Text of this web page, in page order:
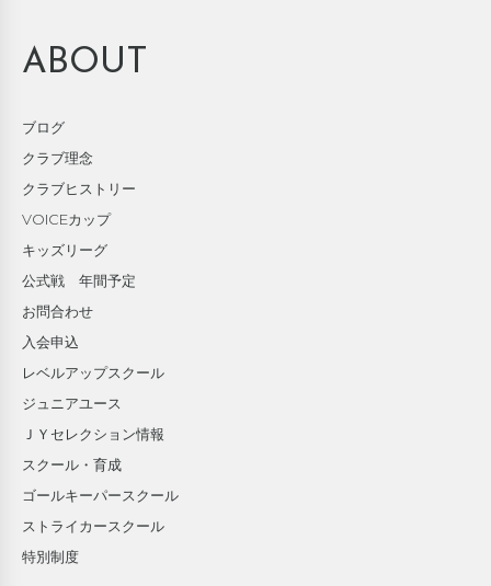
ABOUT
ブログ
クラブ理念
クラブヒストリー
VOICEカップ
キッズリーグ
公式戦 年間予定
お問合わせ
入会申込
レベルアップスクール
ジュニアユース
ＪＹセレクション情報
スクール・育成
ゴールキーパースクール
ストライカースクール
特別制度